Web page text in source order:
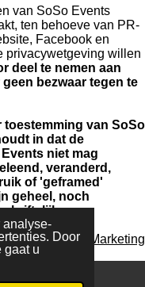
analyse-
Door
gaat u
van SoSo Events
ten behoeve van PR-
Facebook en
privacywetgeving willen
deel te nemen aan
bezwaar tegen te
toestemming van SoSo
in dat de
niet mag
veranderd,
of 'geframed'
geheel, noch
bySV Marketing